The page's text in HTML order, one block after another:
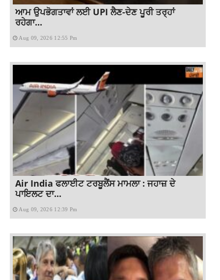
ਆਮ ਉਪਭੋਗਤਾਵਾਂ ਲਈ UPI ਲੈਣ-ਦੇਣ ਪੂਰੀ ਤਰ੍ਹਾਂ
ਰਹੇਗਾ...
Aug 09, 2026 12:55 Pm
Air India ਫਲਾਈਟ ਟਰਬੂਲੈਂਸ ਮਾਮਲਾ : ਜਹਾਜ਼ ਦੇ
ਪਾਇਲਟ ਦਾ...
Aug 09, 2026 12:39 Pm